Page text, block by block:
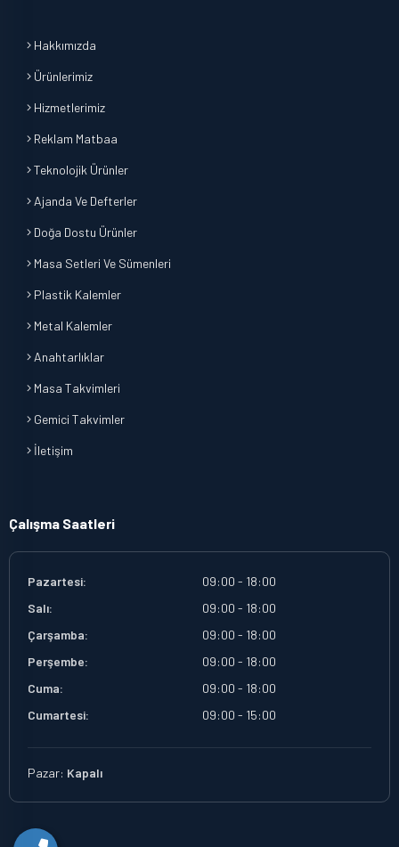
Hakkımızda
Ürünlerimiz
Hizmetlerimiz
Reklam Matbaa
Teknolojik Ürünler
Ajanda Ve Defterler
Doğa Dostu Ürünler
Masa Setleri Ve Sümenleri
Plastik Kalemler
Metal Kalemler
Anahtarlıklar
Masa Takvimleri
Gemici Takvimler
İletişim
Çalışma Saatleri
Pazartesi:
09:00 - 18:00
Salı:
09:00 - 18:00
Çarşamba:
09:00 - 18:00
Perşembe:
09:00 - 18:00
Cuma:
09:00 - 18:00
Cumartesi:
09:00 - 15:00
Pazar: Kapalı